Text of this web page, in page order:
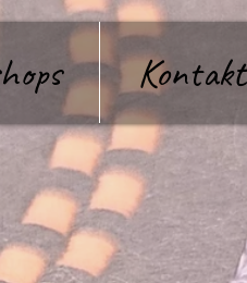
Kontakt